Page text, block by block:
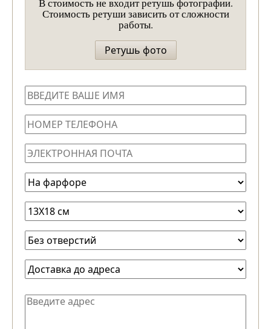
Стоимость ретуши зависить от сложности
работы.
Ретушь фото